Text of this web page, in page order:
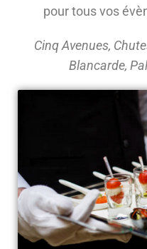
pour tous vos
Cinq Avenues,
Blancarde,